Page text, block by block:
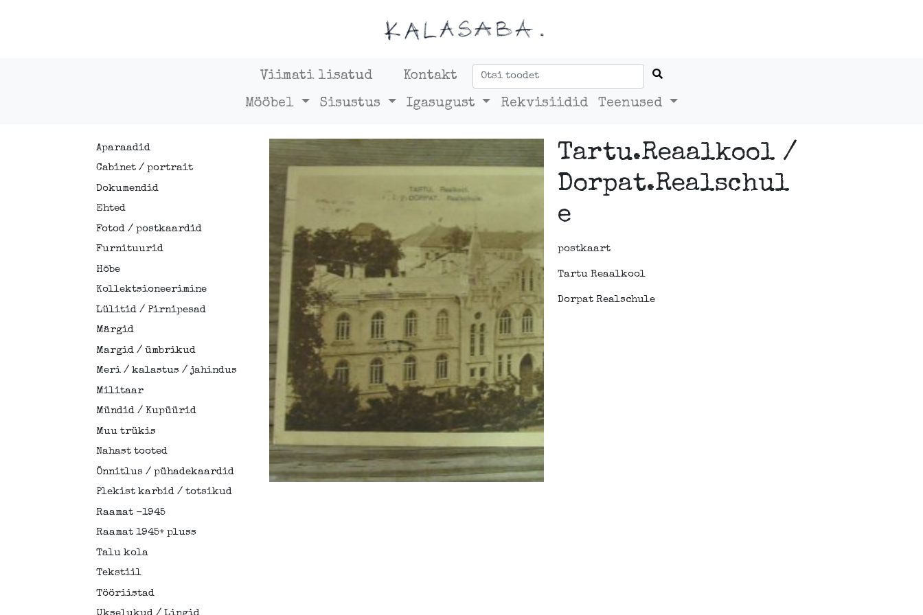
Viimati lisatud Kontakt
Mööbel Sisustus Igasugust Rekvisiidid Teenused
Aparaadid
Cabinet / portrait
Dokumendid
Ehted
Fotod / postkaardid
Furnituurid
Hõbe
Kollektsioneerimine
Lülitid / Pirnipesad
Märgid
Margid / ümbrikud
Meri / kalastus / jahindus
Militaar
Mündid / Kupüürid
Muu trükis
Nahast tooted
Õnnitlus / pühadekaardid
Plekist karbid / totsikud
Raamat -1945
Raamat 1945+ pluss
Talu kola
Tekstiil
Tööriistad
Tartu.Reaalkool /
Dorpat.Realschul
e
postkaart
Tartu Reaalkool
Dorpat Realschule